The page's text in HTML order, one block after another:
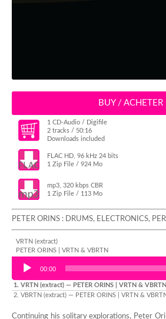
BUY / ACHETER
1 CD-Audio / Digifile
2 tracks / 50:16
Downloads included
FLAC HD, 96 kHz 24 bits
1 Zip File / 924 Mo
mp3, 320 kbps CBR
1 Zip File / 113 Mo
PETER ORINS : DRUMS, ELECTRONICS,
VRTN (extract)
PETER ORINS | VRTN & VBRTN
Audio Player
00:00
1. VRTN (extract) — PETER ORINS | VRTN & VBRTN
2. VBRTN (extract) — PETER ORINS | VRTN &
Continuing his solitary explorations, Peter